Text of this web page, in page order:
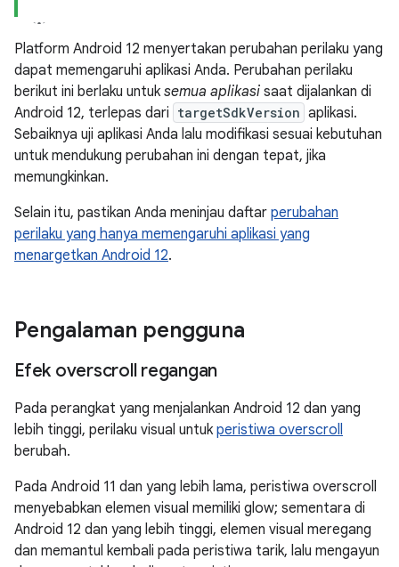
Platform Android 12 menyertakan perubahan perilaku yang
dapat memengaruhi aplikasi Anda. Perubahan perilaku
berikut ini berlaku untuk semua aplikasi saat dijalankan di
Android 12, terlepas dari targetSdkVersion aplikasi.
Sebaiknya uji aplikasi Anda lalu modifikasi sesuai kebutuhan
untuk mendukung perubahan ini dengan tepat, jika
memungkinkan.
Selain itu, pastikan Anda meninjau daftar perubahan
perilaku yang hanya memengaruhi aplikasi yang
menargetkan Android 12.
Pengalaman pengguna
Efek overscroll regangan
Pada perangkat yang menjalankan Android 12 dan yang
lebih tinggi, perilaku visual untuk peristiwa overscroll
berubah.
Pada Android 11 dan yang lebih lama, peristiwa overscroll
menyebabkan elemen visual memiliki glow; sementara di
Android 12 dan yang lebih tinggi, elemen visual meregang
dan memantul kembali pada peristiwa tarik, lalu mengayun